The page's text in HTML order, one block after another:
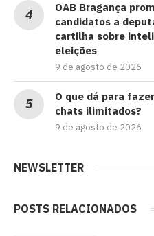
OAB Bragança
candidatos a
cartilha sobre
eleições
9 de agosto de 2026
O que dá para
chats ilimitados?
9 de agosto de 2026
NEWSLETTER
POSTS RELACIONADOS